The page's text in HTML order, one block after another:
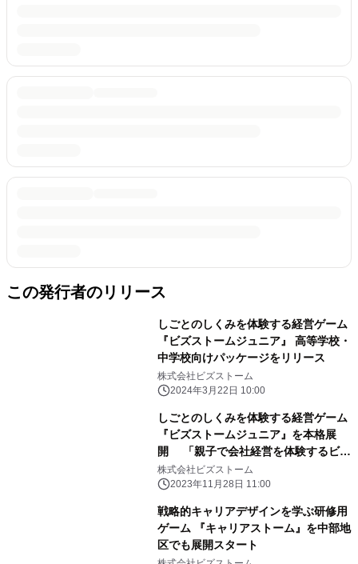
この発行者のリリース
しごとのしくみを体験する経営ゲーム
『ビズストームジュニア』 高等学校・
中学校向けパッケージをリリース
株式会社ビズストーム
2024年3月22日 10:00
しごとのしくみを体験する経営ゲーム
『ビズストームジュニア』を本格展
開 「親子で会社経営を体験するビズ
ストームジュニアセミナー」 神戸で
12月10日に開催！
株式会社ビズストーム
2023年11月28日 11:00
戦略的キャリアデザインを学ぶ研修用
ゲーム 『キャリアストーム』を中部地
区でも展開スタート